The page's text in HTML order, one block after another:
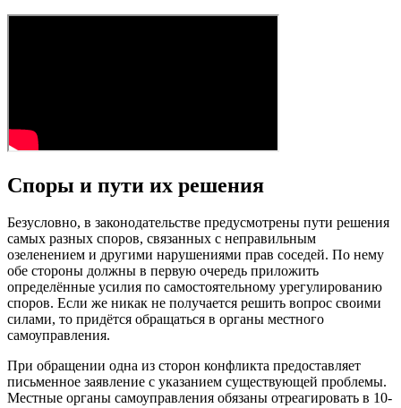
Споры и пути их решения
Безусловно, в законодательстве предусмотрены пути решения
самых разных споров, связанных с неправильным
озеленением и другими нарушениями прав соседей. По нему
обе стороны должны в первую очередь приложить
определённые усилия по самостоятельному урегулированию
споров. Если же никак не получается решить вопрос своими
силами, то придётся обращаться в органы местного
самоуправления.
При обращении одна из сторон конфликта предоставляет
письменное заявление с указанием существующей проблемы.
Местные органы самоуправления обязаны отреагировать в 10-